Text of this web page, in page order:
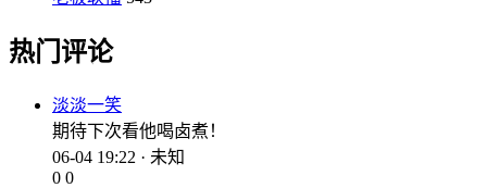
热门评论
淡淡一笑
期待下次看他喝卤煮！
06-04 19:22 · 未知
0 0